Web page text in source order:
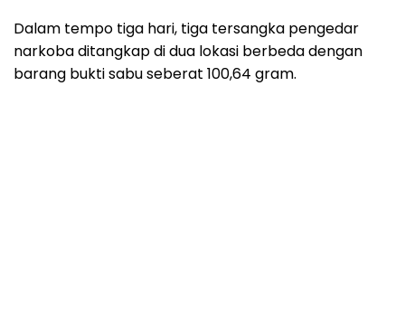
Dalam tempo tiga hari, tiga tersangka pengedar
narkoba ditangkap di dua lokasi berbeda dengan
barang bukti sabu seberat 100,64 gram.